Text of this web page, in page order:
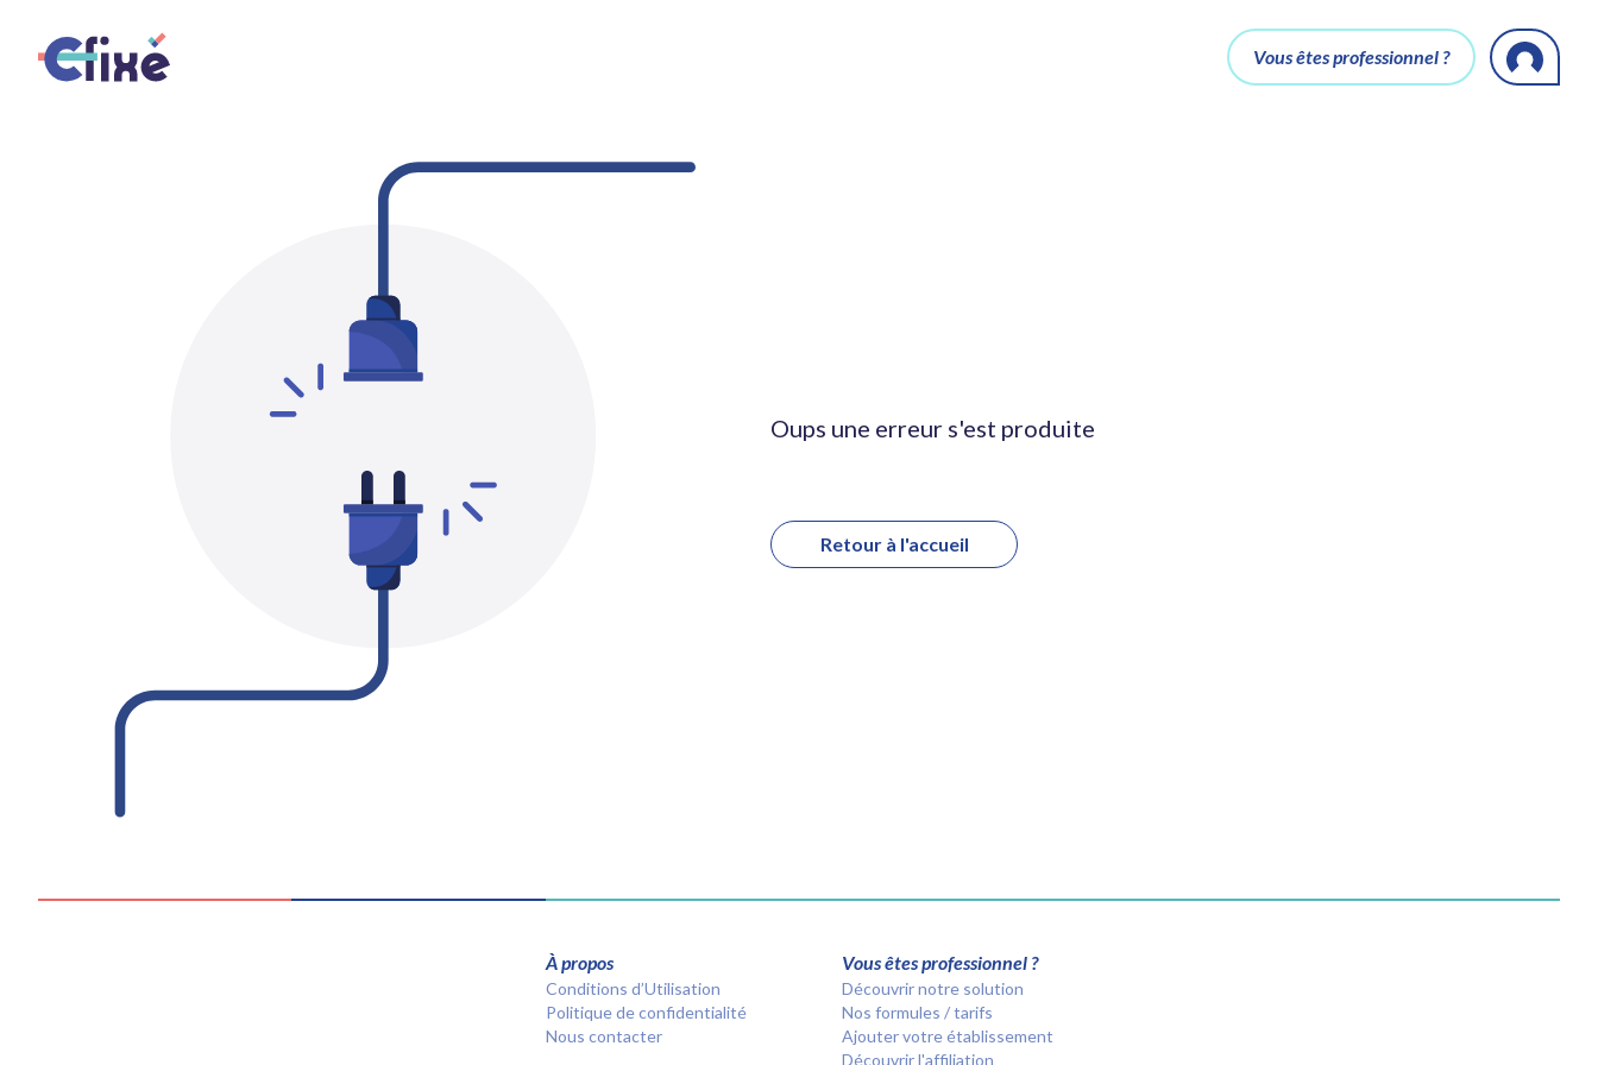
Vous êtes professionnel ?
Oups une erreur s'est produite
Retour à l'accueil
À propos
Conditions d’Utilisation
Politique de confidentialité
Nous contacter
Vous êtes professionnel ?
Découvrir notre solution
Nos formules / tarifs
Ajouter votre établissement
Découvrir l'affiliation